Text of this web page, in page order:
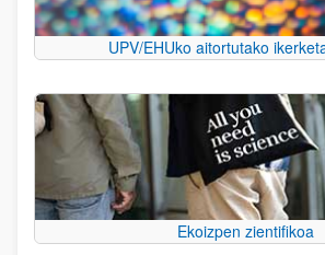
UPV/EHUko aitortutako
Ekoizpen zientifikoa